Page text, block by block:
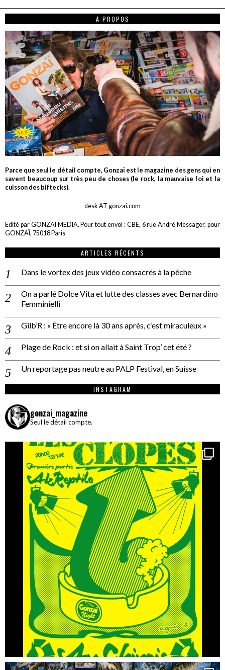
A PROPOS
Parce que seul le détail compte, Gonzaï est le magazine des gens qui en
savent beaucoup sur très peu de choses (le rock, la mauvaise foi et la
cuisson des biftecks).
desk AT gonzai.com
Edité par GONZAÏ MEDIA. Pour tout envoi : CBE, 6 rue André Messager, pour
GONZAÏ, 75018 Paris
ARTICLES RÉCENTS
Dans le vortex des jeux vidéo consacrés à la pêche
On a parlé Dolce Vita et lutte des classes avec Bernardino
Femminielli
Gilb’R : « Être encore là 30 ans après, c’est miraculeux »
Plage de Rock : et si on allait à Saint Trop’ cet été ?
Un reportage pas neutre au PALP Festival, en Suisse
INSTAGRAM
gonzai_magazine
Seul le détail compte.